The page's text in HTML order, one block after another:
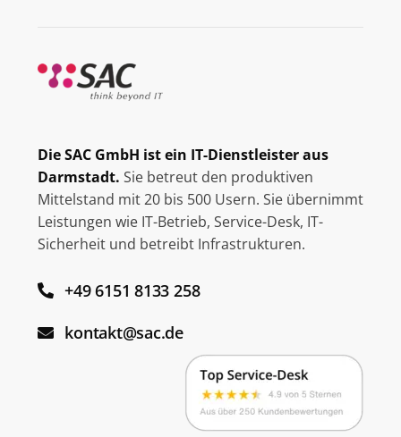
Die SAC GmbH ist ein IT-Dienstleister aus
Darmstadt. Sie betreut den produktiven
Mittelstand mit 20 bis 500 Usern. Sie übernimmt
Leistungen wie IT-Betrieb, Service-Desk, IT-
Sicherheit und betreibt Infrastrukturen.
+49 6151 8133 258
kontakt@sac.de